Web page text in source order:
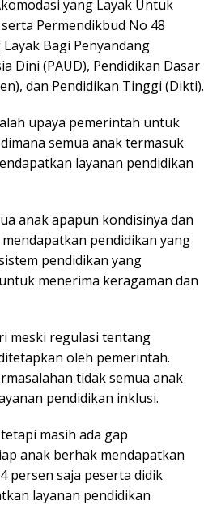
yang Layak Untuk
Permendikbud No 48
Bagi Penyandang
Dini (PAUD), Pendidikan Dasar
dan Pendidikan Tinggi (Dikti).
upaya pemerintah untuk
semua anak termasuk
layanan pendidikan
anak apapun kondisinya dan
pendidikan yang
pendidikan yang
menerima keragaman dan
meski regulasi tentang
oleh pemerintah.
tidak semua anak
pendidikan inklusi.
masih ada gap
anak berhak mendapatkan
persen saja peserta didik
layanan pendidikan